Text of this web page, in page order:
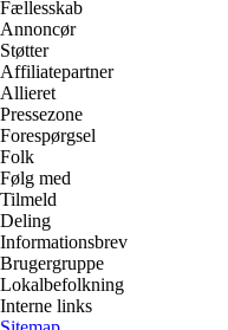
Fællesskab
Annoncør
Støtter
Affiliatepartner
Allieret
Pressezone
Forespørgsel
Folk
Følg med
Tilmeld
Deling
Informationsbrev
Brugergruppe
Lokalbefolkning
Interne links